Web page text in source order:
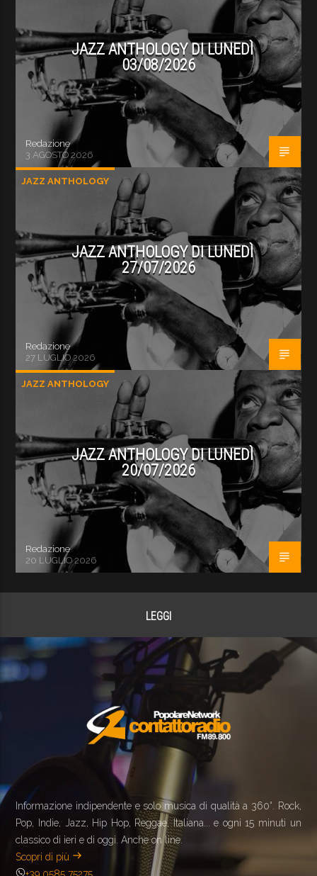
JAZZ ANTHOLOGY DI LUNEDÌ
03/08/2026
Redazione
3 AGOSTO 2026
JAZZ ANTHOLOGY
JAZZ ANTHOLOGY DI LUNEDÌ
27/07/2026
Redazione
27 LUGLIO 2026
JAZZ ANTHOLOGY
JAZZ ANTHOLOGY DI LUNEDÌ
20/07/2026
Redazione
20 LUGLIO 2026
LEGGI
Informazione indipendente e solo musica di qualità a 360°. Rock,
Pop, Indie, Jazz, Hip Hop, Reggae, Italiana... e ogni 15 minuti un
classico di ieri e di oggi. Anche on line.
Scopri di più